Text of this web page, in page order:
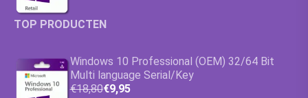
TOP PRODUCTEN
Windows 10 Professional (OEM) 32/64 Bit
Multi language Serial/Key
€18,80€9,95